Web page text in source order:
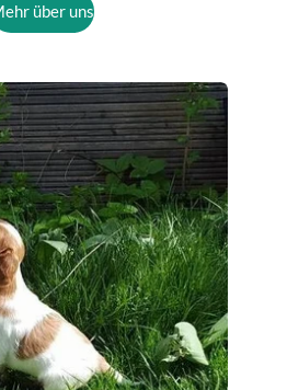
über uns